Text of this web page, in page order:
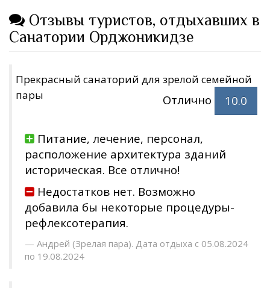
Отзывы туристов, отдыхавших в
Санатории Орджоникидзе
Прекрасный санаторий для зрелой семейной
пары
Отлично 10.0
Питание, лечение, персонал,
расположение архитектура зданий
историческая. Все отлично!
Недостатков нет. Возможно
добавила бы некоторые процедуры-
рефлексотерапия.
Андрей (Зрелая пара). Дата отдыха с 05.08.2024
по 19.08.2024